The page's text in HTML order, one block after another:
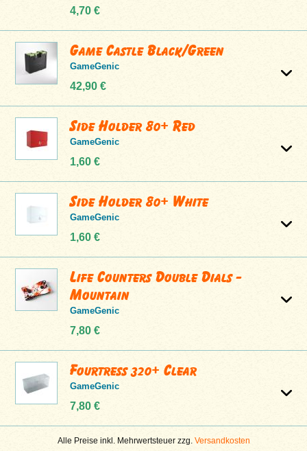
4,70 €
Game Castle Black/Green
GameGenic
42,90 €
Side Holder 80+ Red
GameGenic
1,60 €
Side Holder 80+ White
GameGenic
1,60 €
Life Counters Double Dials -
Mountain
GameGenic
7,80 €
Fourtress 320+ Clear
GameGenic
7,80 €
Alle Preise inkl. Mehrwertsteuer zzg. Versandkosten